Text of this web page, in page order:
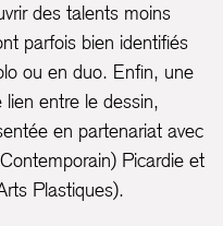
des talents moins
parfois bien identifiés
ou en duo. Enfin, une
entre le dessin,
en partenariat avec
Picardie et
Plastiques).